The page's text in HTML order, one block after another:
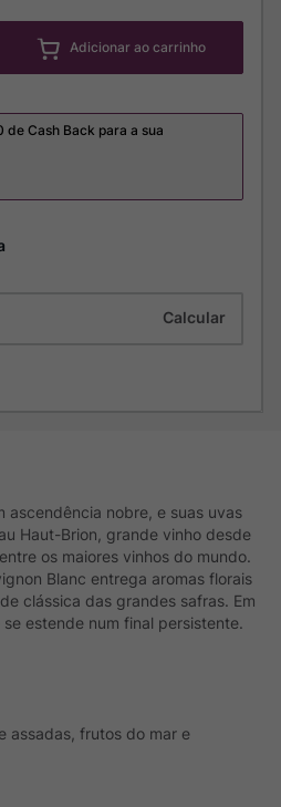
Adicionar ao carrinho
de Cash Back para a sua
ascendência nobre, e suas uvas
Haut-Brion, grande vinho desde
os maiores vinhos do mundo.
Blanc entrega aromas florais
clássica das grandes safras. Em
estende num final persistente.
assadas, frutos do mar e